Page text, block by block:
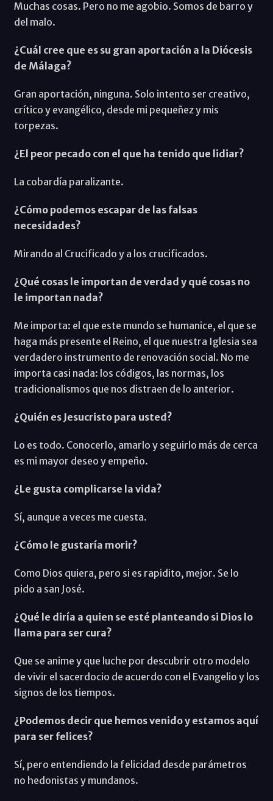
Muchas cosas. Pero no me agobio. Somos de barro y
del malo.
¿Cuál cree que es su gran aportación a la Diócesis
de Málaga?
Gran aportación, ninguna. Solo intento ser creativo,
crítico y evangélico, desde mi pequeñez y mis
torpezas.
¿El peor pecado con el que ha tenido que lidiar?
La cobardía paralizante.
¿Cómo podemos escapar de las falsas
necesidades?
Mirando al Crucificado y a los crucificados.
¿Qué cosas le importan de verdad y qué cosas no
le importan nada?
Me importa: el que este mundo se humanice, el que se
haga más presente el Reino, el que nuestra Iglesia sea
verdadero instrumento de renovación social. No me
importa casi nada: los códigos, las normas, los
tradicionalismos que nos distraen de lo anterior.
¿Quién es Jesucristo para usted?
Lo es todo. Conocerlo, amarlo y seguirlo más de cerca
es mi mayor deseo y empeño.
¿Le gusta complicarse la vida?
Sí, aunque a veces me cuesta.
¿Cómo le gustaría morir?
Como Dios quiera, pero si es rapidito, mejor. Se lo
pido a san José.
¿Qué le diría a quien se esté planteando si Dios lo
llama para ser cura?
Que se anime y que luche por descubrir otro modelo
de vivir el sacerdocio de acuerdo con el Evangelio y los
signos de los tiempos.
¿Podemos decir que hemos venido y estamos aquí
para ser felices?
Sí, pero entendiendo la felicidad desde parámetros
no hedonistas y mundanos.